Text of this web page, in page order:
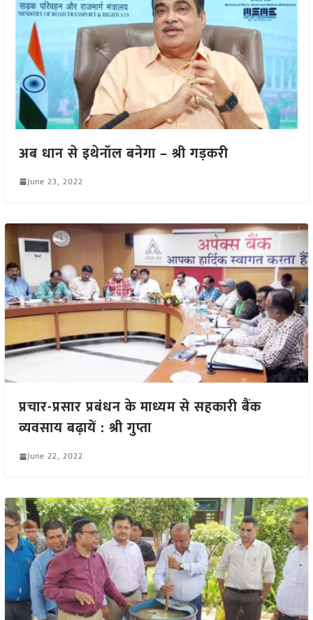
अब धान से इथेनॉल बनेगा – श्री गड़करी
June 23, 2022
प्रचार-प्रसार प्रबंधन के माध्यम से सहकारी बैंक
व्यवसाय बढ़ायें : श्री गुप्ता
June 22, 2022